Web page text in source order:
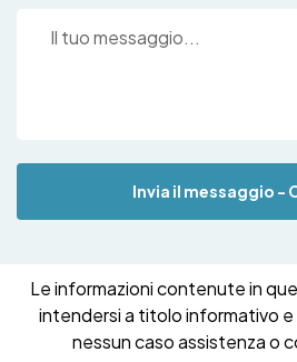
Invia il messaggio -
Le informazioni contenute in
intendersi a titolo informativo
nessun caso assistenza o